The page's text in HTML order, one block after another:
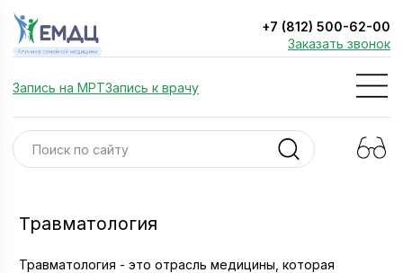
+7 (812) 500-62-00
Заказать звонок
Запись на МРТЗапись к врачу
Травматология
Травматология - это отрасль медицины, которая